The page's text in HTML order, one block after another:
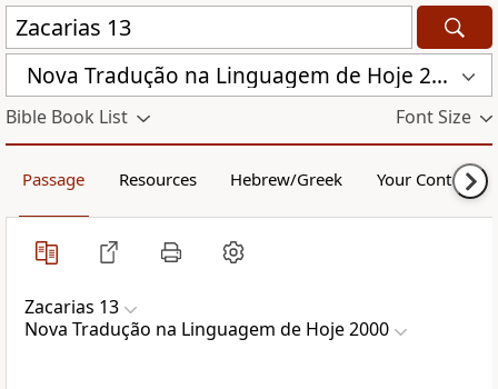
Nova Traduҫão na Linguagem de Hoje 2000 (NTLH)
Bible Book List Font Size
Passage Resources Hebrew/Greek Your Content
Zacarias 13
Nova Traduҫão na Linguagem de Hoje 2000